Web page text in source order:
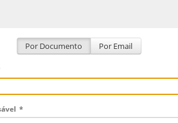
Por Documento Por Email
*